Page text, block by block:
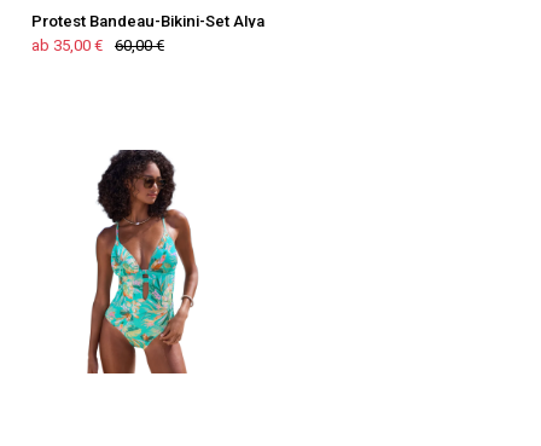
Protest Bandeau-Bikini-Set Alya
ab 35,00 €
60,00 €